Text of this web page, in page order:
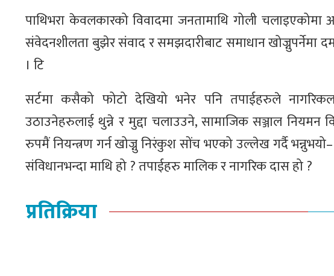
पाथिभरा केवलकारको विवादमा जनतामाथि गोली
संवेदनशीलता बुझेर संवाद र समझदारीबाट समाधान खोज्नुपर्नेमा
। टि
सर्टमा कसैको फोटो देखियो भनेर पनि तपाईहरुले
उठाउनेहरुलाई थुन्ने र मुद्दा चलाउउने, सामाजिक सञ्जाल नियमन
रुपमैं नियन्त्रण गर्न खोज्नु निरंकुश सोंच भएको उल्लेख गर्दै
संविधानभन्दा माथि हो ? तपाईहरु मालिक र नागरिक दास हो ?
प्रतिक्रिया